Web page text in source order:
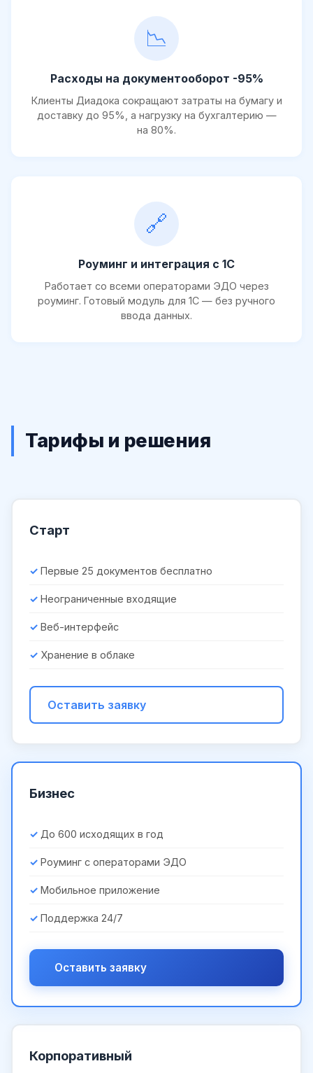
📉
Расходы на документооборот -95%
Клиенты Диадока сокращают затраты на бумагу и
доставку до 95%, а нагрузку на бухгалтерию —
на 80%.
🔗
Роуминг и интеграция с 1С
Работает со всеми операторами ЭДО через
роуминг. Готовый модуль для 1С — без ручного
ввода данных.
Тарифы и решения
Старт
Первые 25 документов бесплатно
Неограниченные входящие
Веб-интерфейс
Хранение в облаке
Оставить заявку
Бизнес
До 600 исходящих в год
Роуминг с операторами ЭДО
Мобильное приложение
Поддержка 24/7
Оставить заявку
Корпоративный